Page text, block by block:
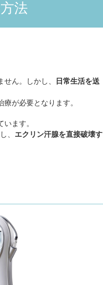
法
ん。しかし、
日常生活を送
が必要となります。
います。
、 エクリン汗腺を直接破壊す